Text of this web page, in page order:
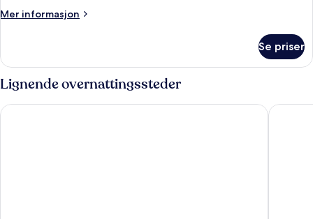
Mer informasjon
Mer
–
sjøutsikt
Se priser
Lignende overnattingssteder
Hotel Margherita